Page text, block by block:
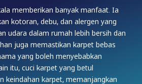
memberikan banyak manfaat. Ia
kotoran, debu, dan alergen yang
udara dalam rumah lebih bersih dan
juga memastikan karpet bebas
yang boleh menyebabkan
itu, cuci karpet yang betul
keindahan karpet, memanjangkan